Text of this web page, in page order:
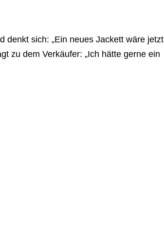
denkt sich: „Ein neues Jackett wäre jetzt
zu dem Verkäufer: „Ich hätte gerne ein